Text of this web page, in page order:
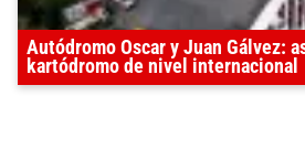
Autódromo Oscar y Juan Gálvez:
kartódromo de nivel internacional